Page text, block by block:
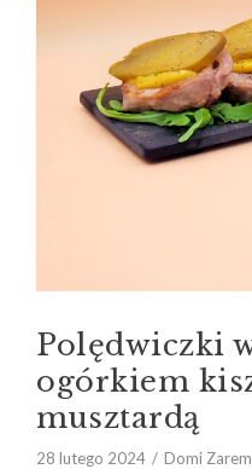
Polędwiczki
ogórkiem
musztardą
28 lutego 2024 Domi